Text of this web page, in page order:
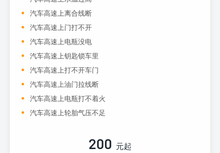
汽车高速上离合线断
汽车高速上门打不开
汽车高速上电瓶没电
汽车高速上钥匙锁车里
汽车高速上打不开车门
汽车高速上油门拉线断
汽车高速上电瓶打不着火
汽车高速上轮胎气压不足
200 元起